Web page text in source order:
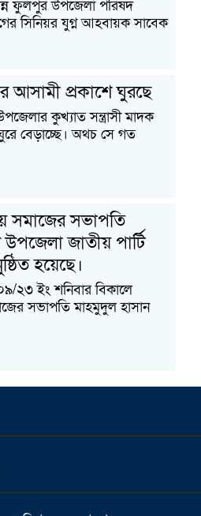
ফুলপুর উপজেলা পরিষদ
সিনিয়র যুগ্ন আহবায়ক সাবেক
আসামী প্রকাশে ঘুরছে
কুখ্যাত সন্ত্রাসী মাদক
বেড়াচ্ছে। অথচ সে গত
সমাজের সভাপতি
জাতীয় পার্টি
হয়েছে।
২৩ ইং শনিবার বিকালে
সভাপতি মাহমুদুল হাসান